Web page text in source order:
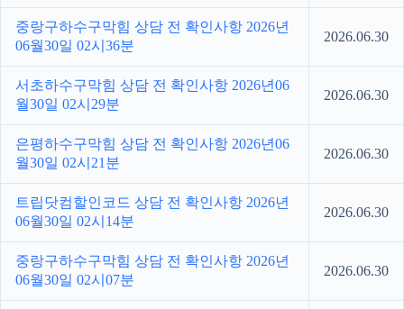
중랑구하수구막힘 상담 전 확인사항 2026년
06월30일 02시36분
2026.06.30
서초하수구막힘 상담 전 확인사항 2026년06
월30일 02시29분
2026.06.30
은평하수구막힘 상담 전 확인사항 2026년06
월30일 02시21분
2026.06.30
트립닷컴할인코드 상담 전 확인사항 2026년
06월30일 02시14분
2026.06.30
중랑구하수구막힘 상담 전 확인사항 2026년
06월30일 02시07분
2026.06.30